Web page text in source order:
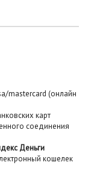
mastercard (онлайн
карт
соединения
Деньги
кошелек